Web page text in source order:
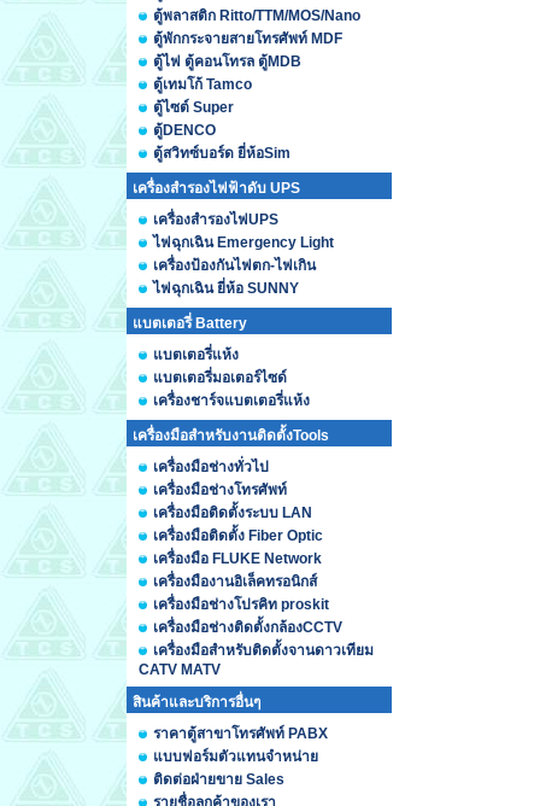
ตู้พลาสติก Ritto/TTM/MOS/Nano
ตู้พักกระจายสายโทรศัพท์ MDF
ตู้ไฟ ตู้คอนโทรล ตู้MDB
ตู้เทมโก้ Tamco
ตู้ไซต์ Super
ตู้DENCO
ตู้สวิทซ์บอร์ด ยี่ห้อSim
เครื่องสำรองไฟฟ้าดับ UPS
เครื่องสำรองไฟUPS
ไฟฉุกเฉิน Emergency Light
เครื่องป้องกันไฟตก-ไฟเกิน
ไฟฉุกเฉิน ยี่ห้อ SUNNY
แบตเตอรี่ Battery
แบตเตอรี่แห้ง
แบตเตอรี่มอเตอร์ไซด์
เครื่องชาร์จแบตเตอรี่แห้ง
เครื่องมือสำหรับงานติดตั้งTools
เครื่องมือช่างทั่วไป
เครื่องมือช่างโทรศัพท์
เครื่องมือติดตั้งระบบ LAN
เครื่องมือติดตั้ง Fiber Optic
เครื่องมือ FLUKE Network
เครื่องมืองานอิเล็คทรอนิกส์
เครื่องมือช่างโปรคิท proskit
เครื่องมือช่างติดตั้งกล้องCCTV
เครื่องมือสำหรับติดตั้งจานดาวเทียม
CATV MATV
สินค้าและบริการอื่นๆ
ราคาตู้สาขาโทรศัพท์ PABX
แบบฟอร์มตัวแทนจำหน่าย
ติดต่อฝ่ายขาย Sales
รายชื่อลูกค้าของเรา